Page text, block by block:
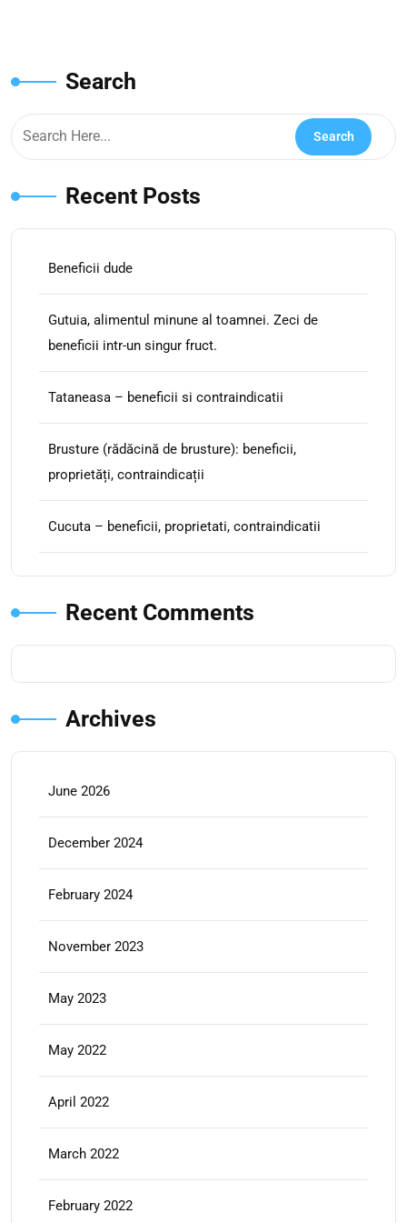
Search
Recent Posts
Beneficii dude
Gutuia, alimentul minune al toamnei. Zeci de
beneficii intr-un singur fruct.
Tataneasa – beneficii si contraindicatii
Brusture (rădăcină de brusture): beneficii,
proprietăți, contraindicații
Cucuta – beneficii, proprietati, contraindicatii
Recent Comments
Archives
June 2026
December 2024
February 2024
November 2023
May 2023
May 2022
April 2022
March 2022
February 2022